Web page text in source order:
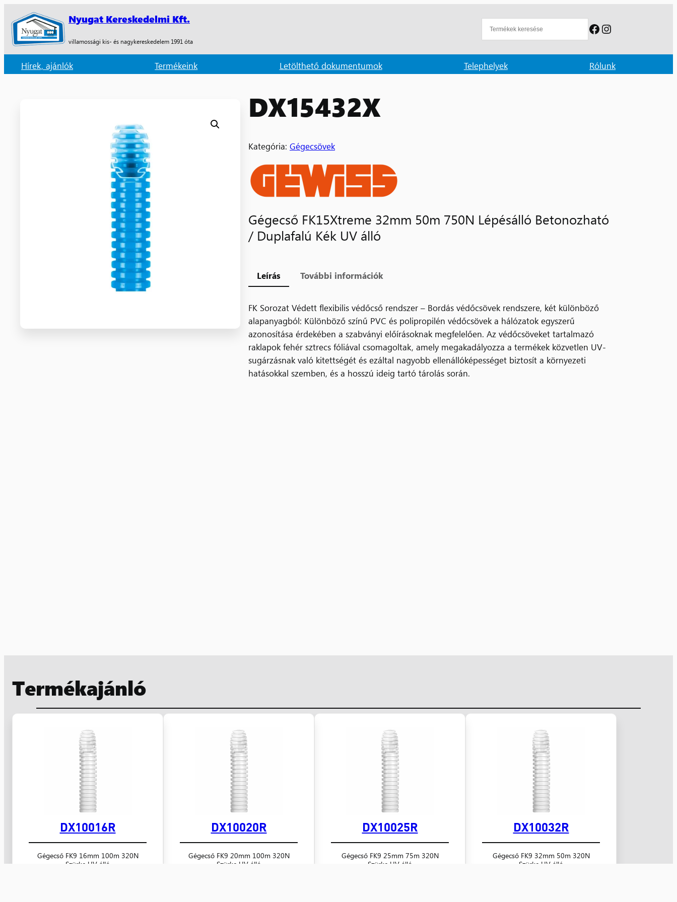
Nyugat Kereskedelmi Kft.
villamossági kis- és nagykereskedelem 1991 óta
Facebook
Instagram
Hírek, ajánlók Termékeink Letölthető dokumentumok Telephelyek Rólunk
DX15432X
Kategória: Gégecsövek
Gégecső FK15Xtreme 32mm 50m 750N Lépésálló Betonozható
/ Duplafalú Kék UV álló
Leírás További információk
FK Sorozat Védett flexibilis védőcső rendszer – Bordás védőcsövek rendszere, két különböző
alapanyagból: Különböző színű PVC és polipropilén védőcsövek a hálózatok egyszerű
azonosítása érdekében a szabványi előírásoknak megfelelően. Az védőcsöveket tartalmazó
raklapok fehér sztrecs fóliával csomagoltak, amely megakadályozza a termékek közvetlen UV-
sugárzásnak való kitettségét és ezáltal nagyobb ellenállóképességet biztosít a környezeti
hatásokkal szemben, és a hosszú ideig tartó tárolás során.
Termékajánló
DX10032R
Gégecső FK9 32mm 50m 320N
Szürke UV álló
DX10025R
Gégecső FK9 25mm 75m 320N
Szürke UV álló
DX10020R
Gégecső FK9 20mm 100m 320N
Szürke UV álló
DX10016R
Gégecső FK9 16mm 100m 320N
Szürke UV álló